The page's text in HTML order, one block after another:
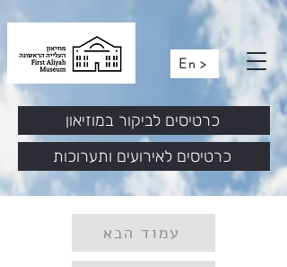
En >
כרטיסים לאירועים ותערוכות
כרטיסים לביקור במוזיאון
עמוד הבא